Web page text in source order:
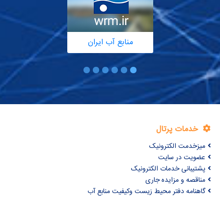
منابع آب ایران
خدمات پرتال
میزخدمت الکترونیک
عضویت در سایت
پشتیبانی خدمات الکترونیک
مناقصه و مزایده جاری
گاهنامه دفتر محیط زیست وکیفیت منابع آب